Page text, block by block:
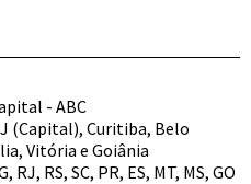
- ABC
(Capital), Curitiba, Belo
Vitória e Goiânia
RS, SC, PR, ES, MT, MS, GO